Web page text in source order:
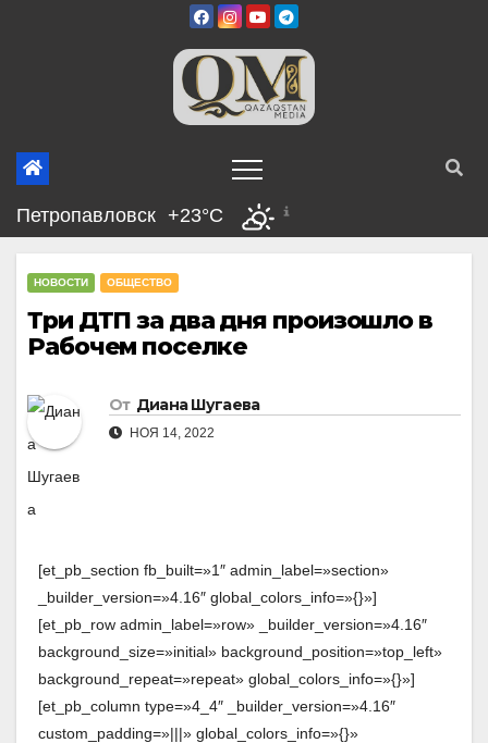
Петропавловск +23°C
НОВОСТИ ОБЩЕСТВО
Три ДТП за два дня произошло в
Рабочем поселке
От Диана Шугаева
НОЯ 14, 2022
[et_pb_section fb_built=»1″ admin_label=»section»
_builder_version=»4.16″ global_colors_info=»{}»]
[et_pb_row admin_label=»row» _builder_version=»4.16″
background_size=»initial» background_position=»top_left»
background_repeat=»repeat» global_colors_info=»{}»]
[et_pb_column type=»4_4″ _builder_version=»4.16″
custom_padding=»|||» global_colors_info=»{}»